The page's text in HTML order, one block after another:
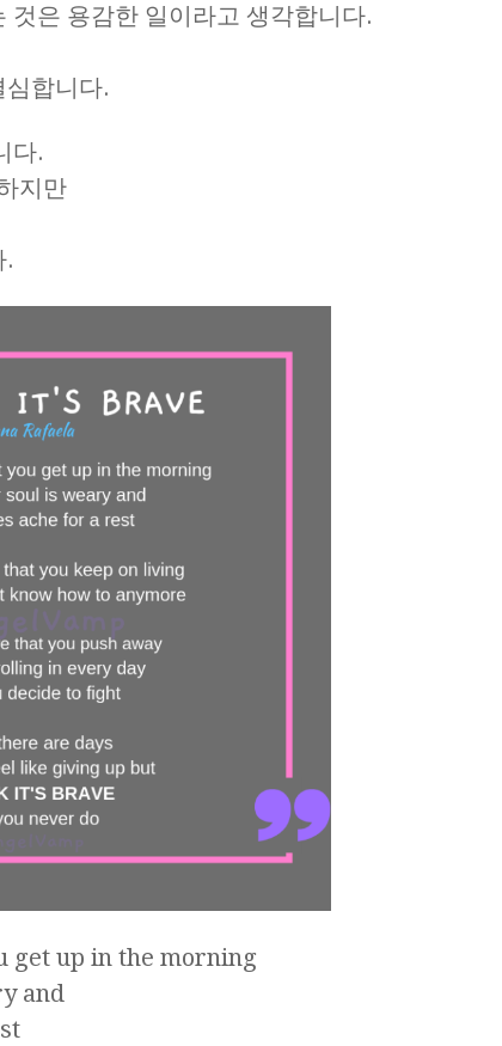
것은 용감한 일이라고 생각합니다.
합니다.
다.
지만
.
get up in the morning
and